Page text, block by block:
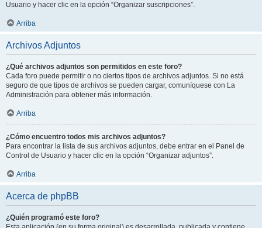
Usuario y hacer clic en la opción “Organizar suscripciones”.
Arriba
Archivos Adjuntos
¿Qué archivos adjuntos son permitidos en este foro?
Cada foro puede permitir o no ciertos tipos de archivos adjuntos. Si no está
seguro de que tipos de archivos se pueden cargar, comuníquese con La
Administración para obtener más información.
Arriba
¿Cómo encuentro todos mis archivos adjuntos?
Para encontrar la lista de sus archivos adjuntos, debe entrar en el Panel de
Control de Usuario y hacer clic en la opción “Organizar adjuntos”.
Arriba
Acerca de phpBB
¿Quién programó este foro?